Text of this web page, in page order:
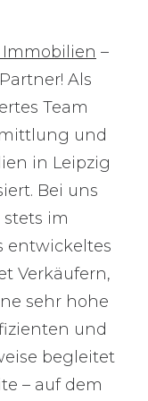
Immobilien –
Als
Team
und
in Leipzig
Bei uns
stets im
entwickeltes
Verkäufern,
sehr hohe
und
begleitet
– auf dem